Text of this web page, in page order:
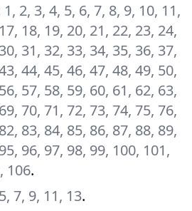
1, 2, 3, 4, 5, 6, 7, 8, 9, 10, 11,
18, 19, 20, 21, 22, 23, 24,
31, 32, 33, 34, 35, 36, 37,
44, 45, 46, 47, 48, 49, 50,
57, 58, 59, 60, 61, 62, 63,
70, 71, 72, 73, 74, 75, 76,
83, 84, 85, 86, 87, 88, 89,
96, 97, 98, 99, 100, 101,
106.
7, 9, 11, 13.